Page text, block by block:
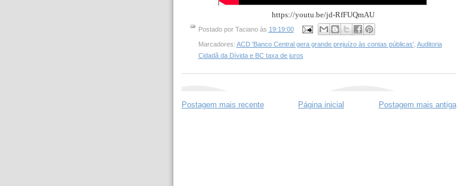
https://youtu.be/jd-RfFUQmAU
Postado por Taciano às 19:19:00
Marcadores: ACD 'Banco Central gera grande prejuízo às contas públicas', Auditoria
Cidadã da Dívida e BC taxa de juros
Postagem mais recente Postagem mais antiga
Página inicial